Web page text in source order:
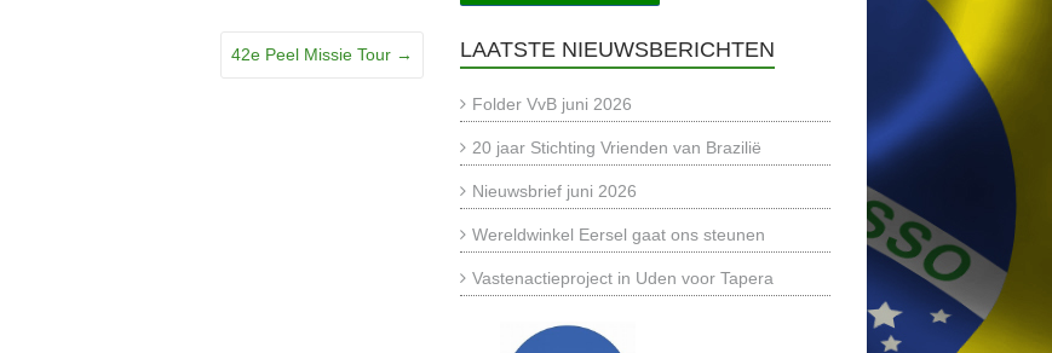
42e Peel Missie Tour → LAATSTE NIEUWSBERICHTEN
Folder VvB juni 2026
20 jaar Stichting Vrienden van Brazilië
Nieuwsbrief juni 2026
Wereldwinkel Eersel gaat ons steunen
Vastenactieproject in Uden voor Tapera